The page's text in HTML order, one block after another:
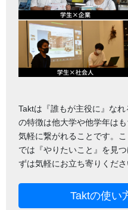
Taktは『誰もが主役に』な
の特徴は他大学や他学年は
気軽に繋がれることです。
では『やりたいこと』を見
ずは気軽にお立ち寄りくださ
Taktの使い